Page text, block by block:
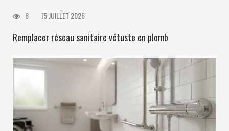
6 15 JUILLET 2026
Remplacer réseau sanitaire vétuste en plomb